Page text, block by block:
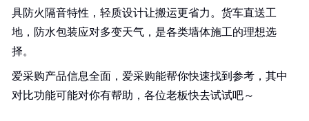
具防火隔音特性，轻质设计让搬运更省力。货车直送工
地，防水包装应对多变天气，是各类墙体施工的理想选
择。
爱采购产品信息全面，爱采购能帮你快速找到参考，其中
对比功能可能对你有帮助，各位老板快去试试吧～